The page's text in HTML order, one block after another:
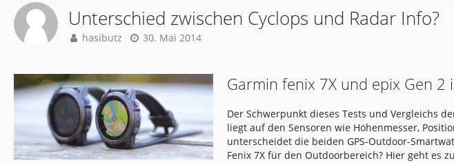
Unterschied zwischen Cyclops und Radar Info?
hasibutz 30. Mai 2014
Garmin fenix 7X und epix Gen 2
Der Schwerpunkt dieses Tests und Vergleichs
liegt auf den Sensoren wie Höhenmesser,
unterscheidet die beiden GPS-Outdoor-
Fenix 7X für den Outdoorbereich? Hier geht es